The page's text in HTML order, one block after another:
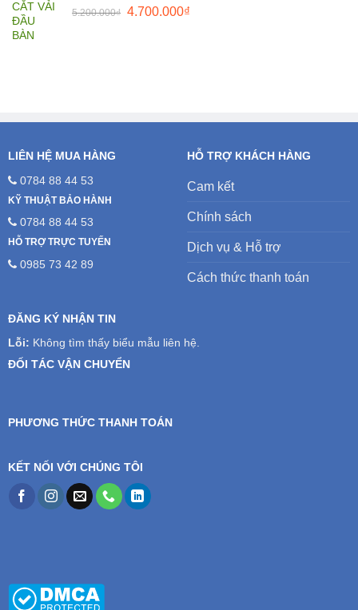
5.200.000₫ Giá
4.700.000₫Giá
LIÊN HỆ MUA HÀNG
0784 88 44 53
KỸ THUẬT BẢO HÀNH
0784 88 44 53
HỖ TRỢ TRỰC TUYẾN
0985 73 42 89
HỖ TRỢ KHÁCH HÀNG
Cam kết
Chính sách
Dịch vụ & Hỗ trợ
Cách thức thanh toán
ĐĂNG KÝ NHẬN TIN
Lỗi: Không tìm thấy biểu mẫu liên hệ.
ĐỐI TÁC VẬN CHUYỂN
PHƯƠNG THỨC THANH TOÁN
KẾT NỐI VỚI CHÚNG TÔI